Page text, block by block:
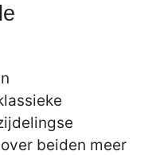
beiden meer